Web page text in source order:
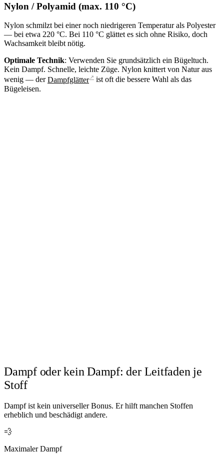
Nylon / Polyamid (max. 110 °C)
Nylon schmilzt bei einer noch niedrigeren Temperatur als Polyester
— bei etwa 220 °C. Bei 110 °C glättet es sich ohne Risiko, doch
Wachsamkeit bleibt nötig.
Optimale Technik: Verwenden Sie grundsätzlich ein Bügeltuch.
Kein Dampf. Schnelle, leichte Züge. Nylon knittert von Natur aus
wenig — derDampfglätter ↗ ist oft die bessere Wahl als das
Bügeleisen.
Dampf oder kein Dampf: der Leitfaden je
Stoff
Dampf ist kein universeller Bonus. Er hilft manchen Stoffen
erheblich und beschädigt andere.
💨
Maximaler Dampf